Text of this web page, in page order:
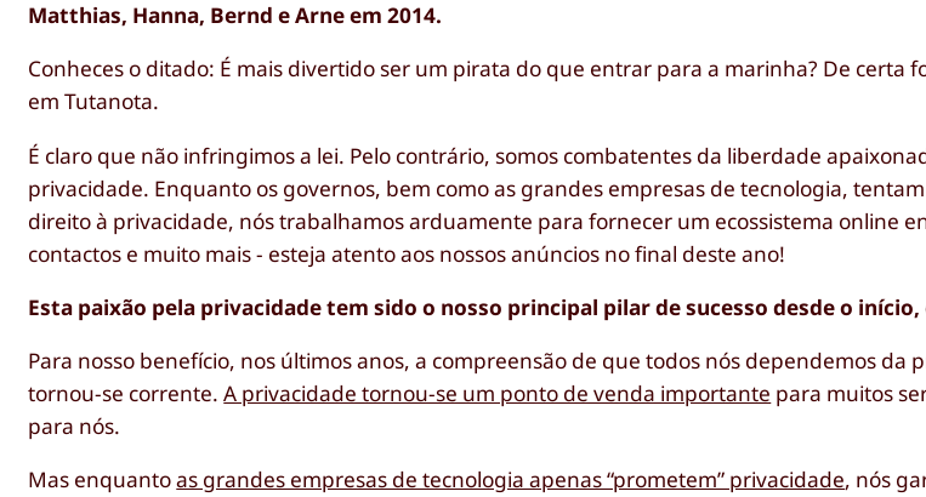
Matthias, Hanna, Bernd e Arne em 2014.
Conheces o ditado: É mais divertido ser um pirata do que entrar para a marinha? De certa
em Tutanota.
É claro que não infringimos a lei. Pelo contrário, somos combatentes da liberdade
privacidade. Enquanto os governos, bem como as grandes empresas de tecnologia,
direito à privacidade, nós trabalhamos arduamente para fornecer um ecossistema online
contactos e muito mais - esteja atento aos nossos anúncios no final deste ano!
Esta paixão pela privacidade tem sido o nosso principal pilar de sucesso desde o
Para nosso benefício, nos últimos anos, a compreensão de que todos nós dependemos da
tornou-se corrente.A privacidade tornou-se um ponto de venda importante para muitos
para nós.
Mas enquantoas grandes empresas de tecnologia apenas “prometem” privacidade, nós